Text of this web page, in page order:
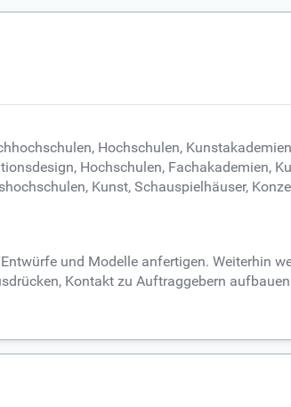
Hochschulen,
Hochschulen, Fachakademien,
Kunst, Schauspielhäuser,
und Modelle anfertigen. Weiterhin
Kontakt zu Auftraggebern